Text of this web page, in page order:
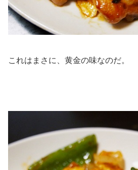
これはまさに、黄金の味なのだ。